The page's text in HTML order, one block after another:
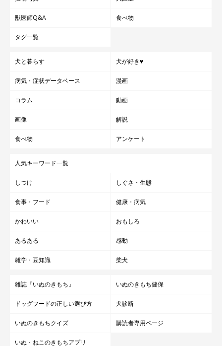
獣医師Q&A 食べ物
タグ一覧
犬と暮らす 犬が好き♥
病気・症状データベース 漫画
コラム 動画
画像 解説
食べ物 アンケート
人気キーワード一覧
しつけ しぐさ・生態
食事・フード 健康・病気
かわいい おもしろ
あるある 感動
雑学・豆知識 柴犬
雑誌『いぬのきもち』 いぬのきもち健保
ドッグフードの正しい選び方 犬診断
いぬのきもちクイズ 購読者専用ページ
いぬ・ねこのきもちアプリ